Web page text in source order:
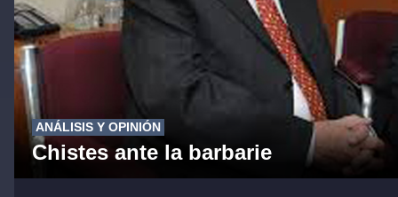
ANÁLISIS Y OPINIÓN
Chistes ante la barbarie